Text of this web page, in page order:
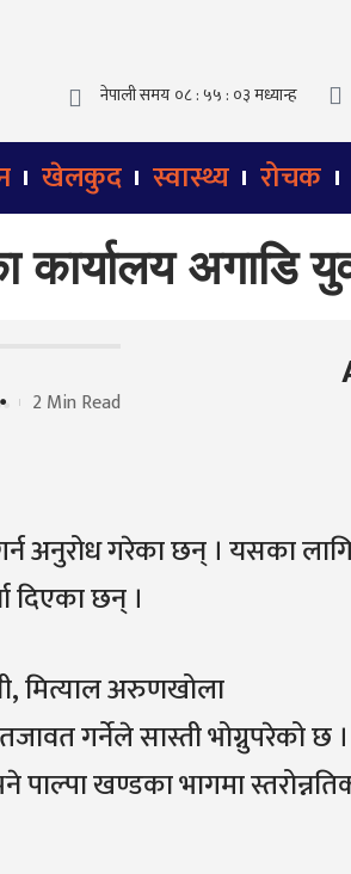
खेलकुद स्वास्थ्य रोचक
कार्यालय अगाडि
2 Min Read
अनुरोध गरेका छन् । यसका
दिएका छन् ।
मित्याल अरुणखोला
गर्नेले सास्ती भोग्नुपरेको छ ।
खण्डका भागमा